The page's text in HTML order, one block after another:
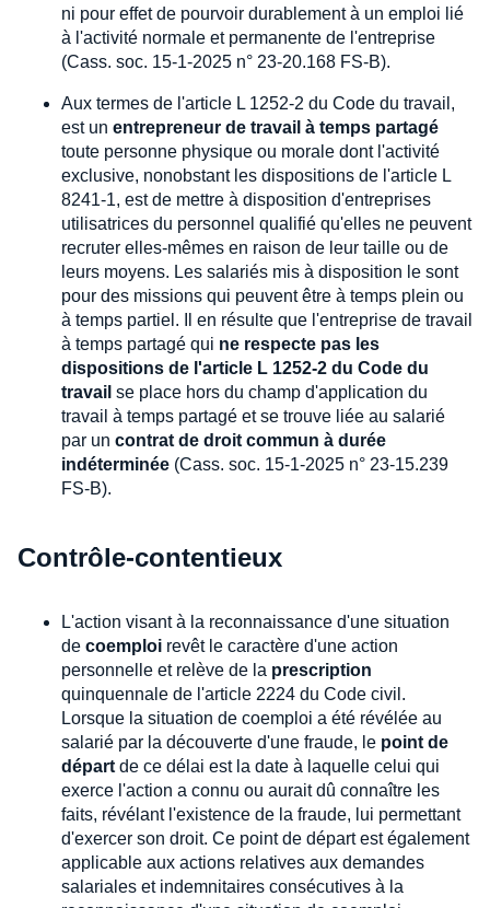
ni pour effet de pourvoir durablement à un emploi lié
à l'activité normale et permanente de l'entreprise
(Cass. soc. 15-1-2025 n° 23-20.168 FS-B).
Aux termes de l'article L 1252-2 du Code du travail,
est un entrepreneur de travail à temps partagé
toute personne physique ou morale dont l'activité
exclusive, nonobstant les dispositions de l'article L
8241-1, est de mettre à disposition d'entreprises
utilisatrices du personnel qualifié qu'elles ne peuvent
recruter elles-mêmes en raison de leur taille ou de
leurs moyens. Les salariés mis à disposition le sont
pour des missions qui peuvent être à temps plein ou
à temps partiel. Il en résulte que l'entreprise de travail
à temps partagé qui ne respecte pas les
dispositions de l'article L 1252-2 du Code du
travail se place hors du champ d'application du
travail à temps partagé et se trouve liée au salarié
par un contrat de droit commun à durée
indéterminée (Cass. soc. 15-1-2025 n° 23-15.239
FS-B).
Contrôle-contentieux
L'action visant à la reconnaissance d'une situation
de coemploi revêt le caractère d'une action
personnelle et relève de la prescription
quinquennale de l'article 2224 du Code civil.
Lorsque la situation de coemploi a été révélée au
salarié par la découverte d'une fraude, le point de
départ de ce délai est la date à laquelle celui qui
exerce l'action a connu ou aurait dû connaître les
faits, révélant l'existence de la fraude, lui permettant
d'exercer son droit. Ce point de départ est également
applicable aux actions relatives aux demandes
salariales et indemnitaires consécutives à la